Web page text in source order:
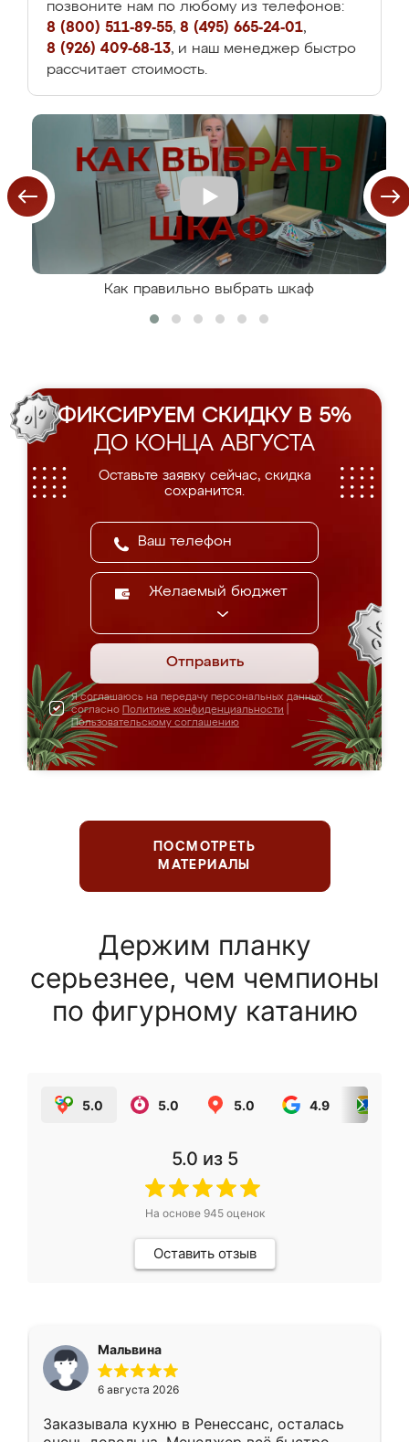
позвоните нам по любому из телефонов:
8 (800) 511-89-55, 8 (495) 665-24-01,
8 (926) 409-68-13, и наш менеджер быстро
рассчитает стоимость.
Как правильно выбрать шкаф
ФИКСИРУЕМ СКИДКУ В 5%
ДО КОНЦА АВГУСТА
Оставьте заявку сейчас, скидка
сохранится.
Желаемый бюджет
Отправить
Я соглашаюсь на передачу персональных данных
согласно Политике конфиденциальности
Пользовательскому соглашению
ПОСМОТРЕТЬ
МАТЕРИАЛЫ
Держим планку
серьезнее, чем чемпионы
по фигурному катанию
5.0 5.0 5.0 4.9
5.0 из 5
На основе 945оценок
Оставить отзыв
Мальвина
6 августа 2026
Заказывала кухню в Ренессанс, осталась